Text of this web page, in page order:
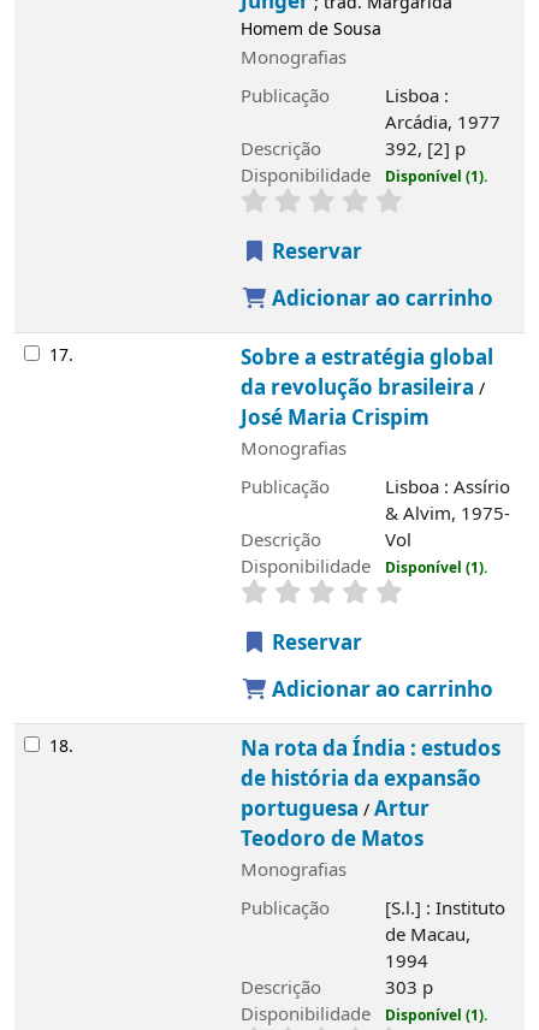
Homem de Sousa
Monografias
Publicação
Lisboa :
Arcádia, 1977
Descrição
392, [2] p
Disponibilidade
Disponível (1).
Reservar
Adicionar ao carrinho
17.
Sobre a estratégia global
da revolução brasileira /
José Maria Crispim
Monografias
Publicação
Lisboa : Assírio
& Alvim, 1975-
Descrição
Vol
Disponibilidade
Disponível (1).
Reservar
Adicionar ao carrinho
18.
Na rota da Índia : estudos
de história da expansão
portuguesa /Artur
Teodoro de Matos
Monografias
Publicação
[S.l.] : Instituto
de Macau,
1994
Descrição
303 p
Disponibilidade
Disponível (1).